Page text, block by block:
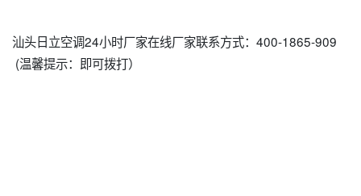
汕头日立空调24小时厂家在线厂家联系方式：400-1865-909
(温馨提示：即可拨打）